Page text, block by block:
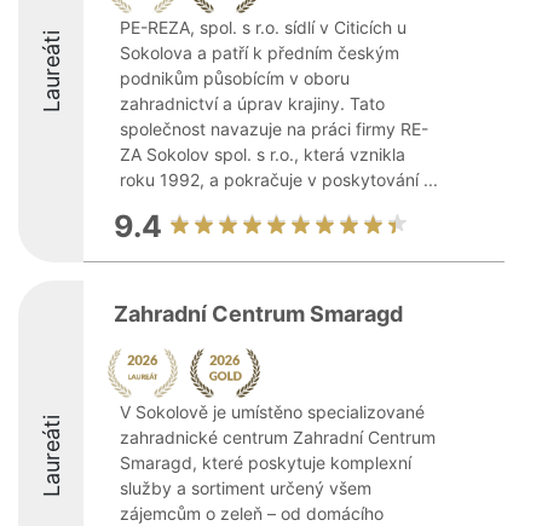
Laureáti
PE-REZA, spol. s r.o. sídlí v Citicích u
Sokolova a patří k předním českým
podnikům působícím v oboru
zahradnictví a úprav krajiny. Tato
společnost navazuje na práci firmy RE-
ZA Sokolov spol. s r.o., která vznikla
roku 1992, a pokračuje v poskytování ...
9.4
Laureáti
Zahradní Centrum Smaragd
V Sokolově je umístěno specializované
zahradnické centrum Zahradní Centrum
Smaragd, které poskytuje komplexní
služby a sortiment určený všem
zájemcům o zeleň – od domácího